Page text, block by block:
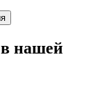
нашей